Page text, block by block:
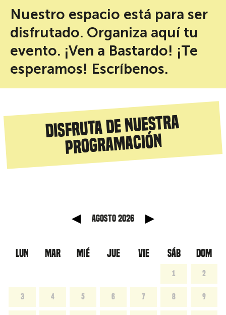
Nuestro espacio está para ser
disfrutado. Organiza aquí tu
evento. ¡Ven a Bastardo! ¡Te
esperamos! Escríbenos.
Disfruta de nuestra
programación
agosto 2026
LUN MAR MIÉ JUE VIE SÁB DOM
1 2
3 4 5 6 7 8 9